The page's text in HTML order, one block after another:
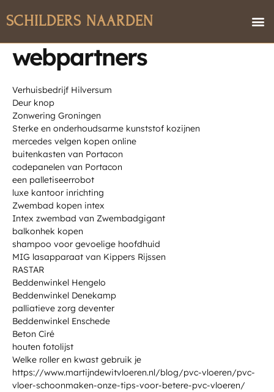
toSCHILDERS NAARDEN
webpartners
Verhuisbedrijf Hilversum
Deur knop
Zonwering Groningen
Sterke en onderhoudsarme kunststof kozijnen
mercedes velgen kopen online
buitenkasten van Portacon
codepanelen van Portacon
een palletiseerrobot
luxe kantoor inrichting
Zwembad kopen intex
Intex zwembad van Zwembadgigant
balkonhek kopen
shampoo voor gevoelige hoofdhuid
MIG lasapparaat van Kippers Rijssen
RASTAR
Beddenwinkel Hengelo
Beddenwinkel Denekamp
palliatieve zorg deventer
Beddenwinkel Enschede
Beton Ciré
houten fotolijst
Welke roller en kwast gebruik je
https://www.martijndewitvloeren.nl/blog/pvc-vloeren/pvc-
vloer-schoonmaken-onze-tips-voor-betere-pvc-vloeren/